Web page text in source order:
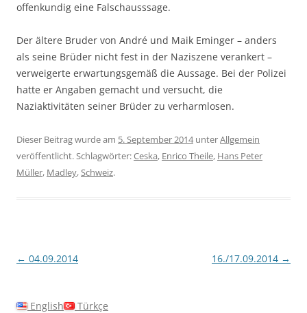
offenkundig eine Falschausssage.
Der ältere Bruder von André und Maik Eminger – anders
als seine Brüder nicht fest in der Naziszene verankert –
verweigerte erwartungsgemäß die Aussage. Bei der Polizei
hatte er Angaben gemacht und versucht, die
Naziaktivitäten seiner Brüder zu verharmlosen.
Dieser Beitrag wurde am 5. September 2014unterAllgemein
veröffentlicht. Schlagwörter:Ceska, Enrico Theile, Hans Peter
Müller, Madley,Schweiz.
Beitragsnavigation
← 04.09.2014 16./17.09.2014 →
English Türkçe